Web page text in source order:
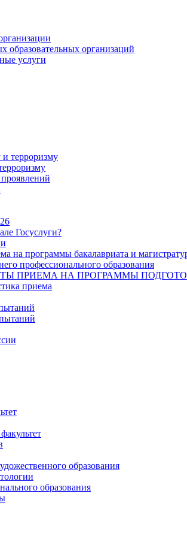
образовательных организаций
услуги
терроризму
Госуслуги?
на программы бакалавриата и
профессионального образования
ПРИЕМА НА ПРОГРАММЫ
приема
образования
образования